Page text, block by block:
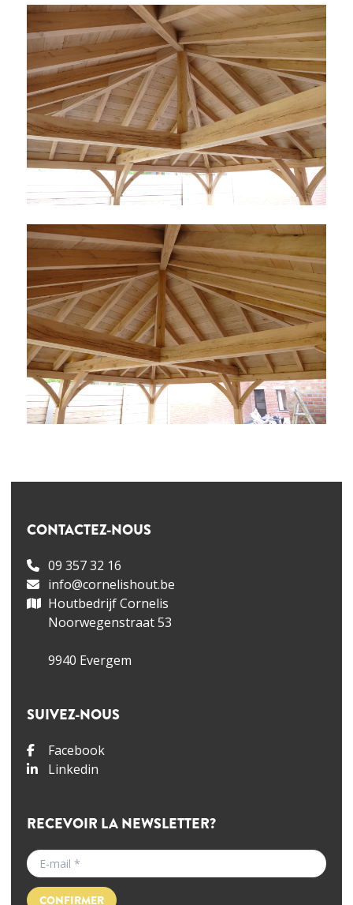
CONTACTEZ-NOUS
09 357 32 16
info@cornelishout.be
Houtbedrijf Cornelis
Noorwegenstraat 53
9940 Evergem
SUIVEZ-NOUS
Facebook
Linkedin
RECEVOIR LA NEWSLETTER?
CONFIRMER